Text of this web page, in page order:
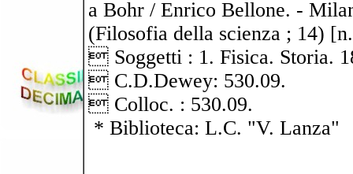
a Bohr / Enrico Bellone. -
(Filosofia della scienza ; 14)
 Soggetti : 1. Fisica. Storia.
 C.D.Dewey: 530.09.
 Colloc. : 530.09.
* Biblioteca: L.C. "V. Lanza"